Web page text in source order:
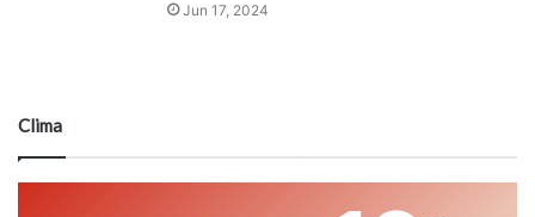
Jun 17, 2024
Clima